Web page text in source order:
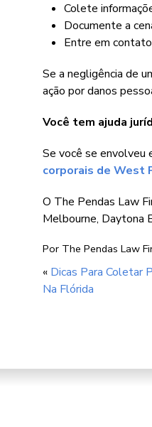
Colete
Documente a
Entre em
Se a negligência de
ação por danos
Você tem ajuda
Se você se envolveu
corporais de West
O The Pendas Law
Melbourne, Daytona
Por The Pendas Law
« Dicas Para Coletar
Na Flórida